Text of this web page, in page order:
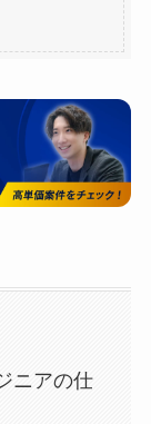
ニアの仕